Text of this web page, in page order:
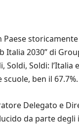
Paese
Italia 2030” di
Soldi, Soldi:
ben il 67.7%.
Delegato e
da parte